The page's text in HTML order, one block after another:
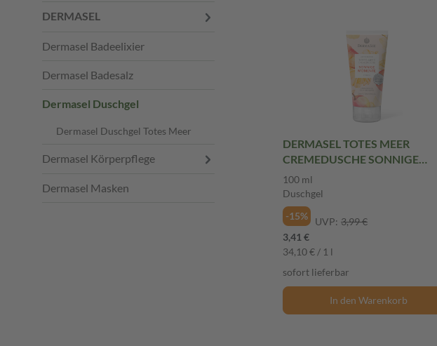
DERMASEL
Dermasel Badeelixier
Dermasel Badesalz
Dermasel Duschgel
Dermasel Duschgel Totes Meer
Dermasel Körperpflege
Dermasel Masken
DERMASEL TOTES MEER
CREMEDUSCHE SONNIGE
MOMENTE 100 ml Duschgel
100 ml
Duschgel
-15%
UVP: 3,99 €
3,41 €
34,10 € / 1 l
sofort lieferbar
In den Warenkorb